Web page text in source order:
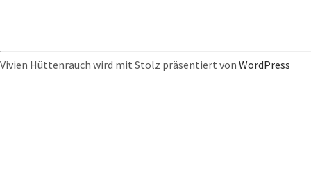
Vivien Hüttenrauch wird mit Stolz präsentiert von WordPress